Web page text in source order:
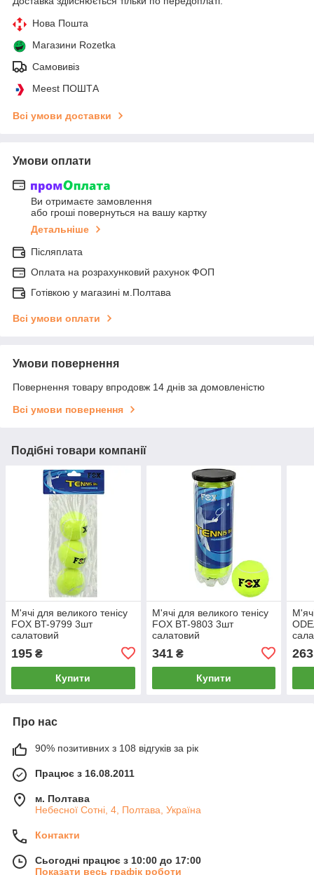
Нова Пошта
Магазини Rozetka
Самовивіз
Meest ПОШТА
Всі умови доставки
Умови оплати
Ви отримаєте замовлення
або гроші повернуться на вашу картку
Детальніше
Післяплата
Оплата на розрахунковий рахунок ФОП
Готівкою у магазині м.Полтава
Всі умови оплати
Умови повернення
Повернення товару впродовж 14 днів за домовленістю
Всі умови повернення
Подібні товари компанії
М'ячі для великого тенісу
FOX BT-9799 3шт
салатовий
195 ₴
Купити
М'ячі для великого тенісу
FOX BT-9803 3шт
салатовий
341₴
Купити
263
Про нас
90% позитивних з 108 відгуків за рік
Працює з 16.08.2011
м. Полтава
Небесної Сотні, 4, Полтава, Україна
Контакти
Сьогодні працює з 10:00 до 17:00
Показати весь графік роботи